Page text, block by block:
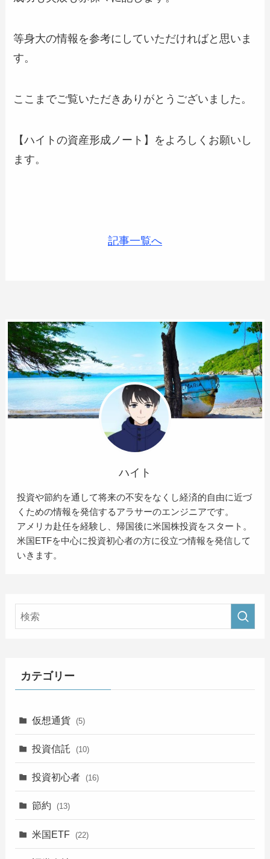
等身大の情報を参考にしていただければと思いま
す。
ここまでご覧いただきありがとうございました。
【ハイトの資産形成ノート】をよろしくお願いし
ます。
記事一覧へ
ハイト
投資や節約を通して将来の不安をなくし経済的自由に近づ
くための情報を発信するアラサーのエンジニアです。
アメリカ赴任を経験し、帰国後に米国株投資をスタート。
米国ETFを中心に投資初心者の方に役立つ情報を発信して
いきます。
カテゴリー
仮想通貨 (5)
投資信託 (10)
投資初心者 (16)
節約 (13)
米国ETF (22)